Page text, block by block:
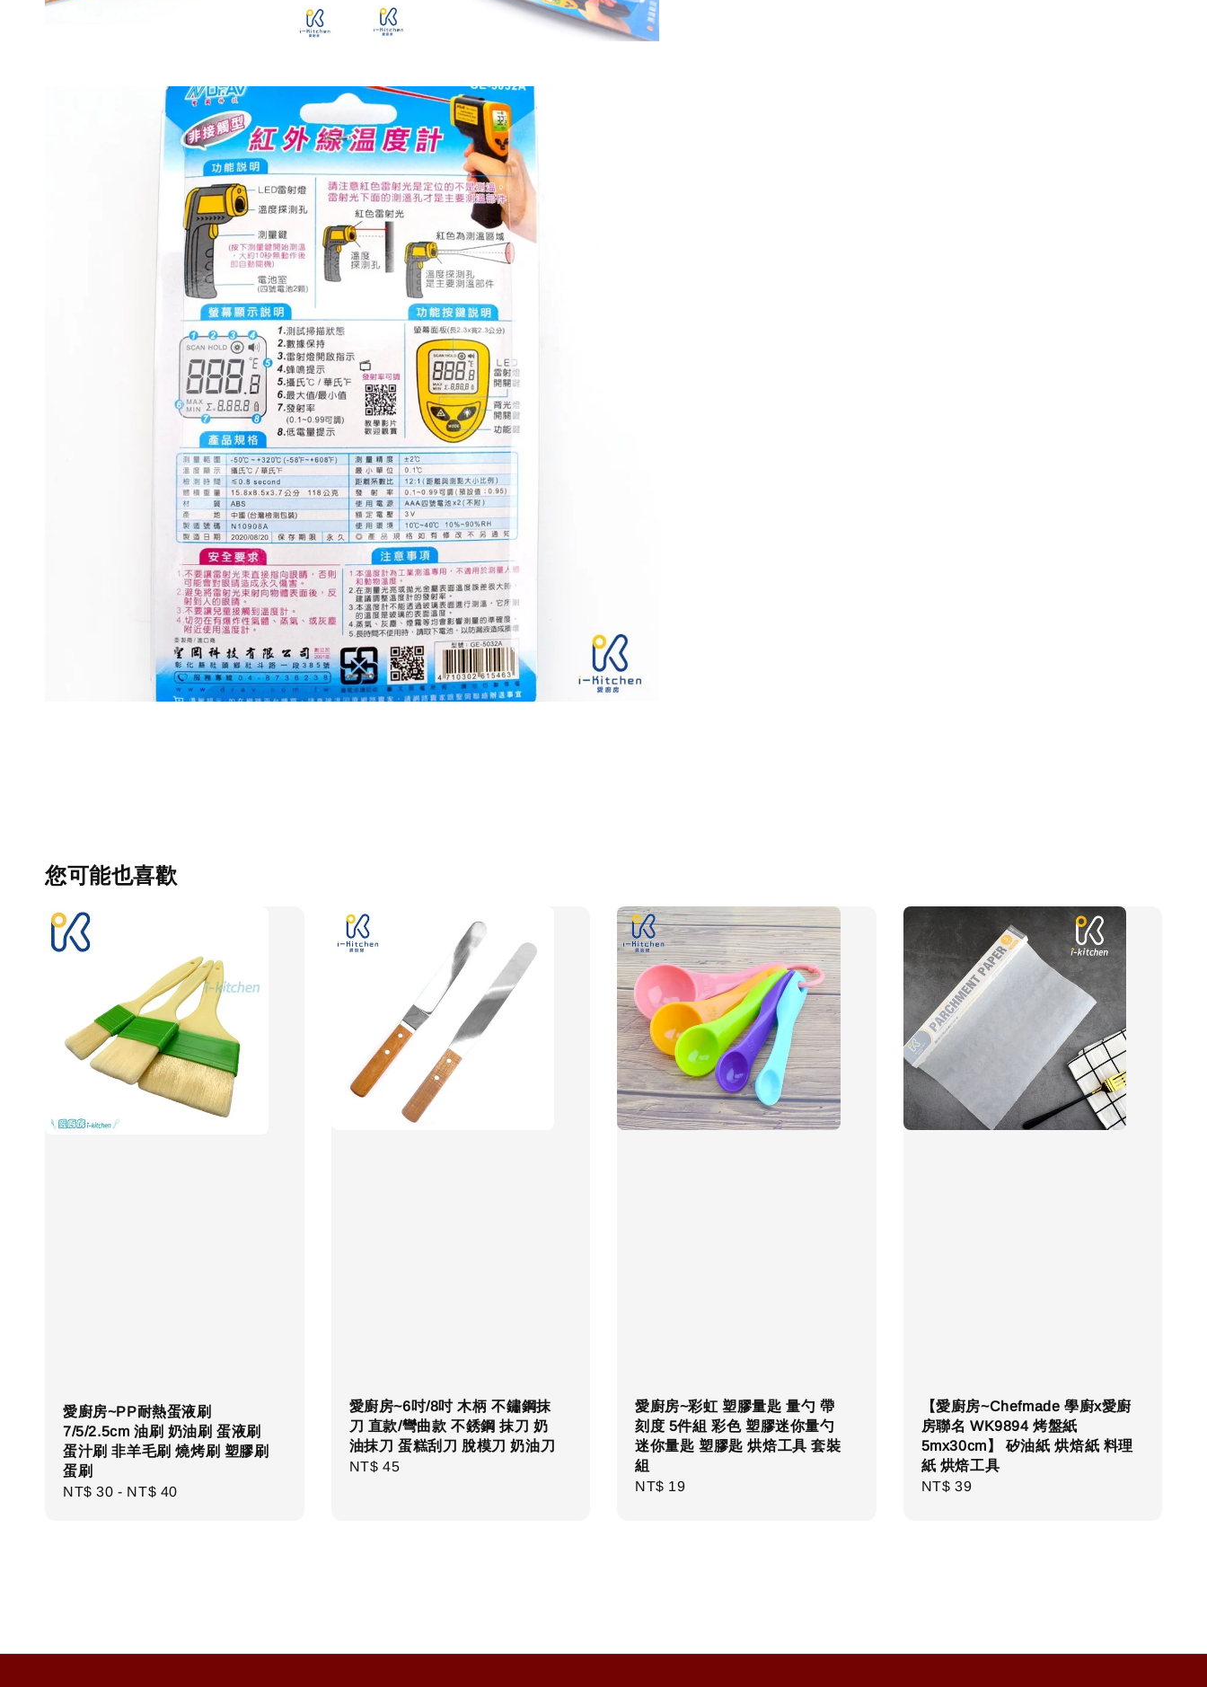
您可能也喜歡
愛廚房~PP耐熱蛋液刷
7/5/2.5cm 油刷 奶油刷 蛋液刷
蛋汁刷 非羊毛刷 燒烤刷 塑膠刷
蛋刷
Regular
NT$ 30 - NT$ 40
愛廚房~6吋/8吋 木柄 不鏽鋼抹
刀 直款/彎曲款 不銹鋼 抹刀 奶
油抹刀 蛋糕刮刀 脫模刀 奶油刀
Regular
NT$ 45
愛廚房~彩虹 塑膠量匙 量勺 帶
刻度 5件組 彩色 塑膠迷你量勺
迷你量匙 塑膠匙 烘焙工具 套裝
組
Regular
NT$ 19
【愛廚房~Chefmade 學廚x愛廚
房聯名 WK9894 烤盤紙
5mx30cm】 矽油紙 烘焙紙 料理
紙 烘焙工具
Regular
NT$ 39